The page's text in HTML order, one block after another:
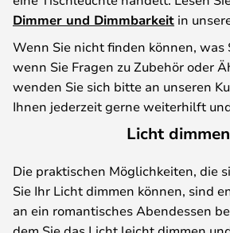
Dimmer und Dimmbarkeit in
Wenn Sie nicht finden können, was
wenn Sie Fragen zu Zubehör oder
wenden Sie sich bitte an unseren
Ihnen jederzeit gerne weiterhilft
Licht dimmen
Die praktischen Möglichkeiten, die
Sie Ihr Licht dimmen können, sind
an ein romantisches Abendessen